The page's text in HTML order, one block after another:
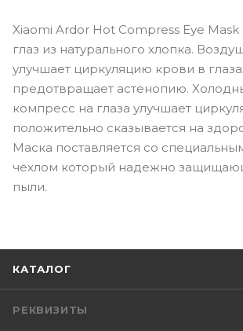
Xiaomi Ardor Hot Compress Eye Mask
глаз из натурального хлопка.
улучшает циркуляцию крови в
предотвращает астенопию.
компресс на глаза улучшает
положительно сказывается на
Маска поставляется со
чехлом который надежно
пыли.
КАТАЛОГ
РЕКВИЗИТЫ